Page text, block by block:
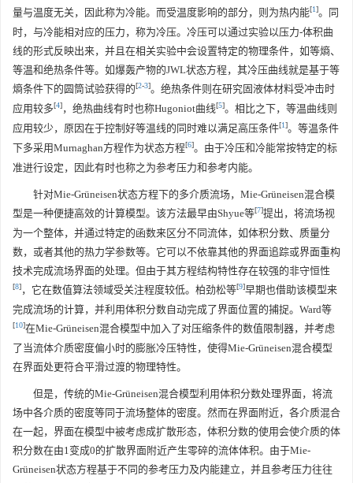
量与温度无关，因此称为冷能。而受温度影响的部分，则为热内能[1]。同
时，与冷能相对应的压力，称为冷压。冷压可以通过实验以压力-体积曲
线的形式反映出来，并且在相关实验中会设置特定的物理条件，如等熵、
等温和绝热条件等。如爆轰产物的JWL状态方程，其冷压曲线就是基于等
熵条件下的圆筒试验获得的[2-3]。绝热条件则在研究固液体材料受冲击时
应用较多[4]，绝热曲线有时也称Hugoniot曲线[5]。相比之下，等温曲线则
应用较少，原因在于控制好等温线的同时难以满足高压条件[1]。等温条件
下多采用Murnaghan方程作为状态方程[6]。由于冷压和冷能常按特定的标
准进行设定，因此有时也称之为参考压力和参考内能。
针对Mie-Grüneisen状态方程下的多介质流场，Mie-Grüneisen混合模
型是一种便捷高效的计算模型。该方法最早由Shyue等[7]提出，将流场视
为一个整体，并通过特定的函数来区分不同流体，如体积分数、质量分
数，或者其他的热力学参数等。它可以不依靠其他的界面追踪或界面重构
技术完成流场界面的处理。但由于其方程结构特性存在较强的非守恒性
[8]，它在数值算法领域受关注程度较低。柏劲松等[9]早期也借助该模型来
完成流场的计算，并利用体积分数自动完成了界面位置的捕捉。Ward等
[10]在Mie-Grüneisen混合模型中加入了对压缩条件的数值限制器，并考虑
了当流体介质密度偏小时的膨胀冷压特性，使得Mie-Grüneisen混合模型
在界面处更符合平滑过渡的物理特性。
但是，传统的Mie-Grüneisen混合模型利用体积分数处理界面，将流
场中各介质的密度等同于流场整体的密度。然而在界面附近，各介质混合
在一起，界面在模型中被考虑成扩散形态，体积分数的使用会使介质的体
积分数在由1变成0的扩散界面附近产生零碎的流体体积。由于Mie-
Grüneisen状态方程基于不同的参考压力及内能建立，并且参考压力往往